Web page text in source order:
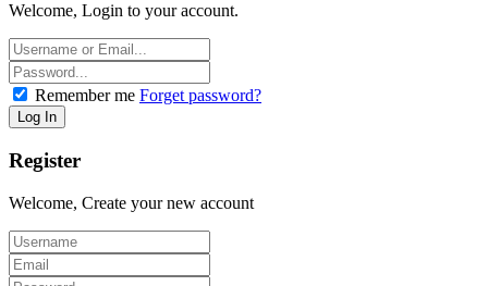
Welcome, Login to your account.
Remember me Forget password?
Register
Welcome, Create your new account